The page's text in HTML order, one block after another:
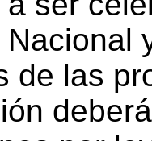
Nacional
de las